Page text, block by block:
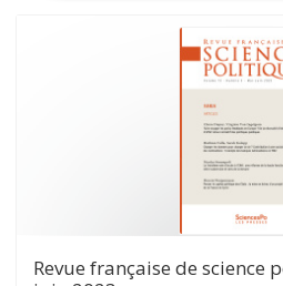
Revue française de science